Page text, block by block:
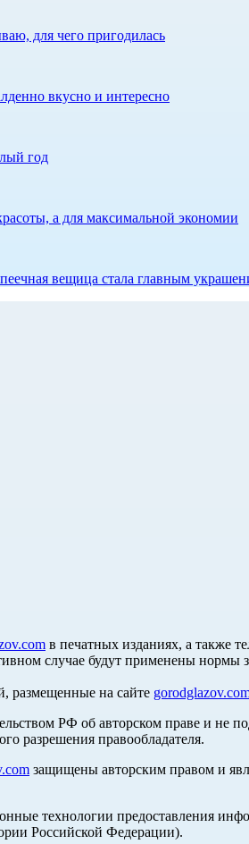
для чего пригодилась
вкусно и интересно
год
а для максимальной экономии
вещица стала главным
в печатных изданиях, а также
случае будут применены
размещенные на сайте
РФ об авторском праве и
разрешения правообладателя.
защищены авторским правом и
технологии предоставления
Российской Федерации).